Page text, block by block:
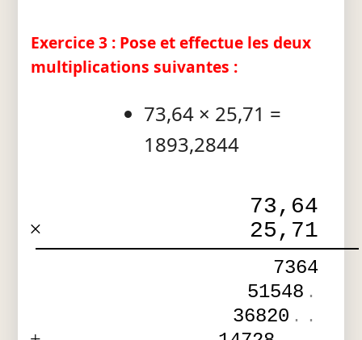
Exercice 3 : Pose et effectue les deux
multiplications suivantes :
73,64 × 25,71 =
1893,2844
73,64
×
25,71
7364
51548 .
36820 .
.